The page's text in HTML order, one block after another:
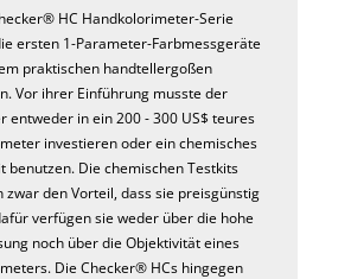
HC Handkolorimeter-Serie
ersten 1-Parameter-Farbmessgeräte
praktischen handtellergoßen
Vor ihrer Einführung musste der
entweder in ein 200 - 300 US$ teures
investieren oder ein chemisches
benutzen. Die chemischen Testkits
zwar den Vorteil, dass sie preisgünstig
verfügen sie weder über die hohe
noch über die Objektivität eines
Die Checker® HCs hingegen